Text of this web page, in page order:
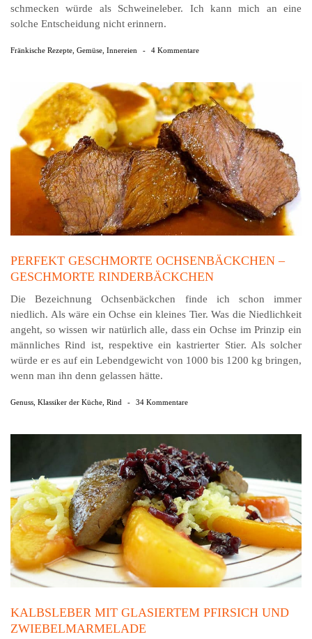
schmecken würde als Schweineleber. Ich kann mich an eine
solche Entscheidung nicht erinnern.
Fränkische Rezepte Gemüse Innereien - 4 Kommentare
PERFEKT GESCHMORTE OCHSENBÄCKCHEN –
GESCHMORTE RINDERBÄCKCHEN
Die Bezeichnung Ochsenbäckchen finde ich schon immer
niedlich. Als wäre ein Ochse ein kleines Tier. Was die Niedlichkeit
angeht, so wissen wir natürlich alle, dass ein Ochse im Prinzip ein
männliches Rind ist, respektive ein kastrierter Stier. Als solcher
würde er es auf ein Lebendgewicht von 1000 bis 1200 kg bringen,
wenn man ihn denn gelassen hätte.
Genuss Klassiker der Küche Rind - 34 Kommentare
KALBSLEBER MIT GLASIERTEM PFIRSICH UND
ZWIEBELMARMELADE